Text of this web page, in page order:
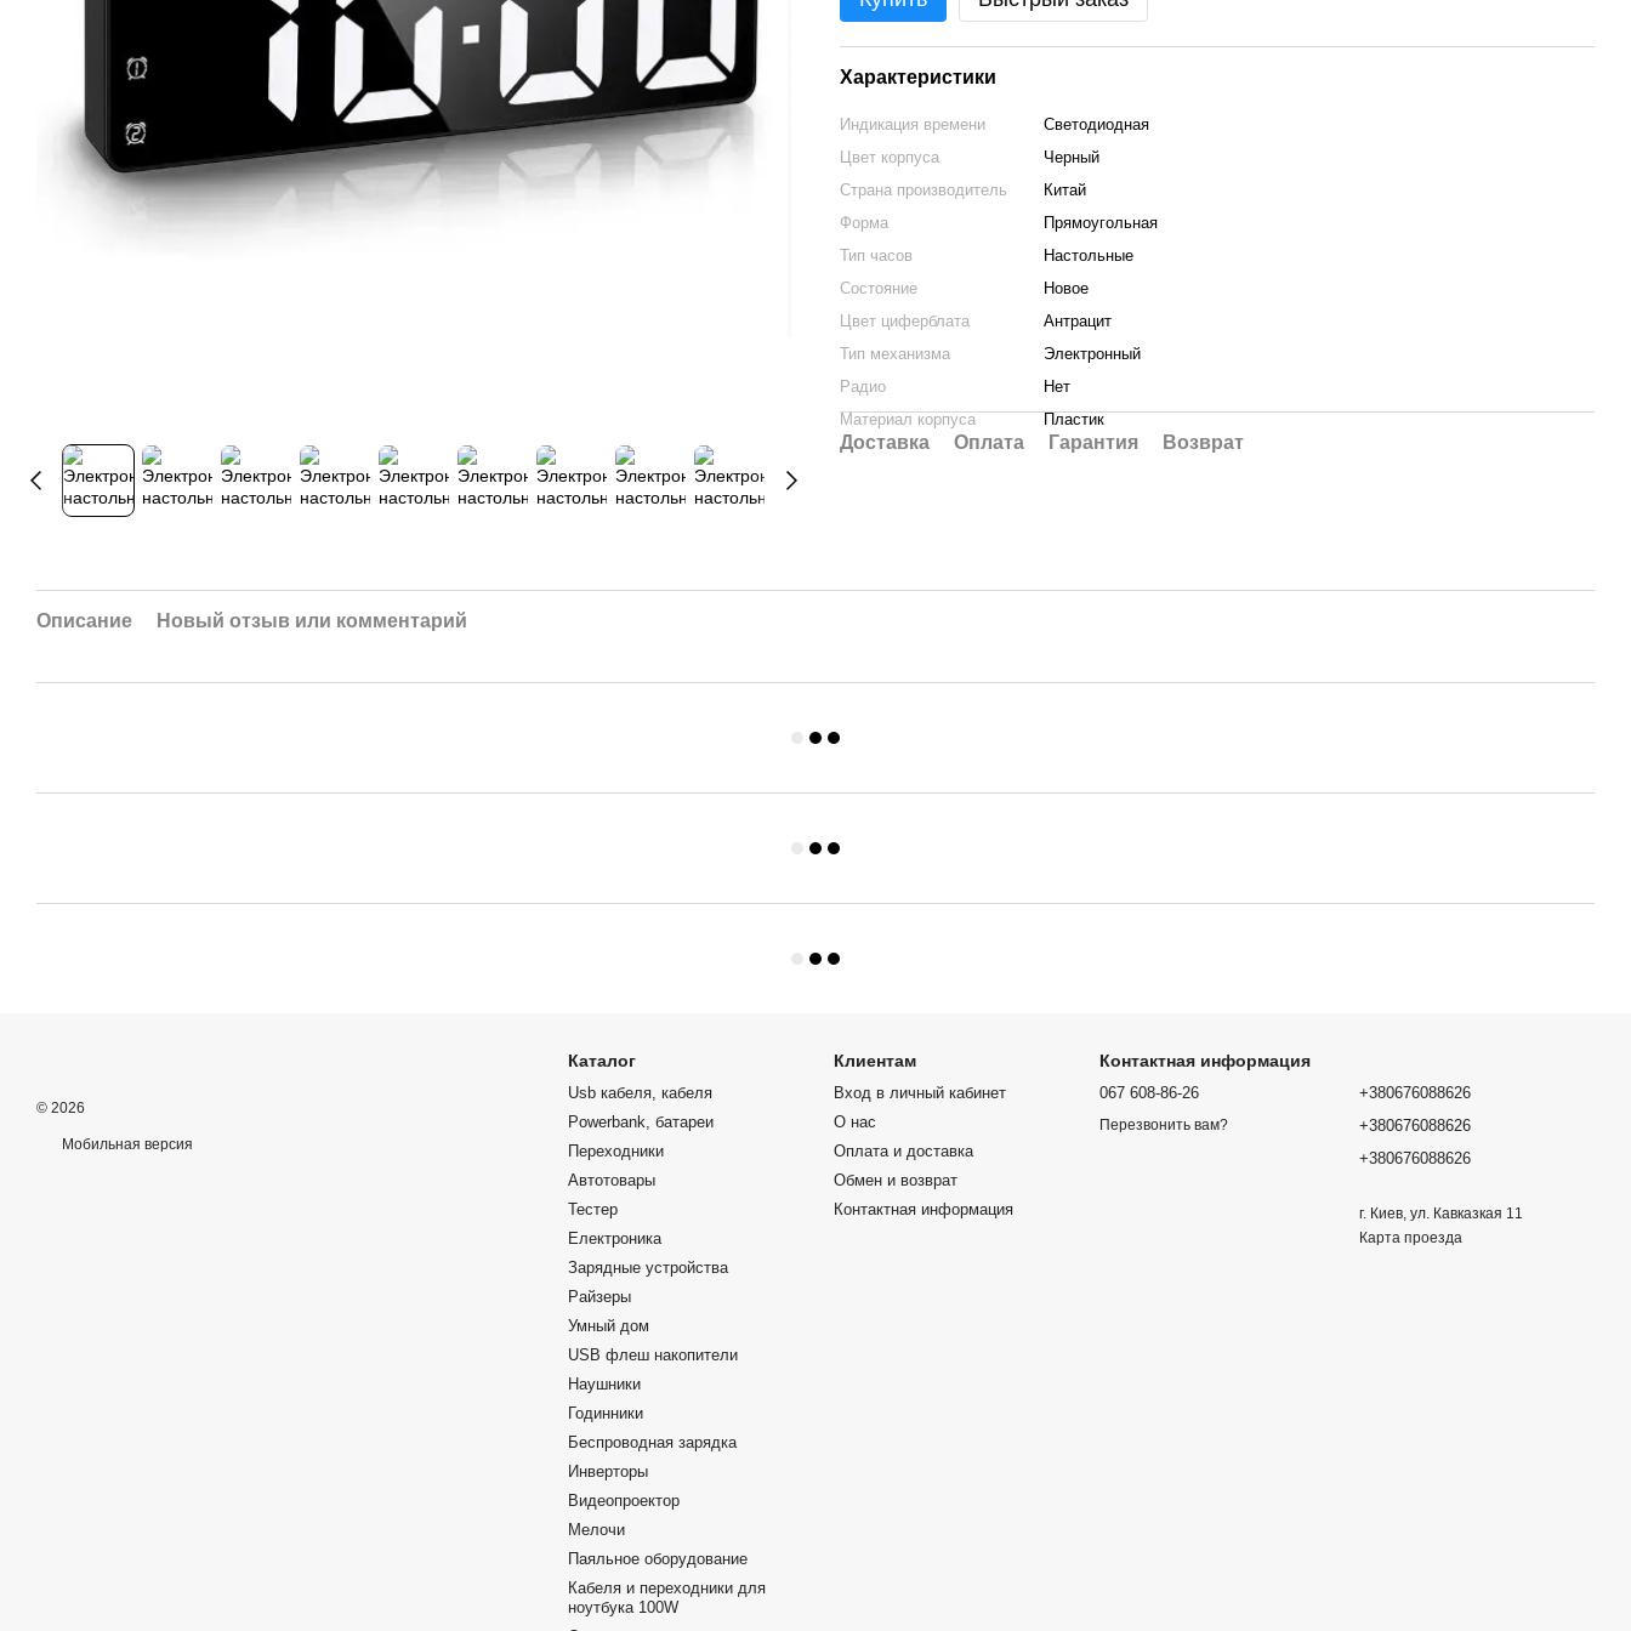
Характеристики
Индикация времени
Светодиодная
Цвет корпуса
Черный
Страна производитель
Китай
Форма
Прямоугольная
Тип часов
Настольные
Состояние
Новое
Цвет циферблата
Антрацит
Тип механизма
Электронный
Радио
Нет
Материал корпуса
Пластик
Доставка Оплата Гарантия Возврат
Описание Новый отзыв или комментарий
© 2026
Мобильная версия
Каталог
Usb кабеля, кабеля
Powerbank, батареи
Переходники
Автотовары
Тестер
Електроника
Зарядные устройства
Райзеры
Умный дом
USB флеш накопители
Наушники
Годинники
Беспроводная зарядка
Инверторы
Видеопроектор
Мелочи
Паяльное оборудование
Кабеля и переходники для
ноутбука 100W
Клиентам
Вход в личный кабинет
О нас
Оплата и доставка
Обмен и возврат
Контактная информация
Контактная информация
067 608-86-26
Перезвонить вам?
+380676088626
+380676088626
+380676088626
г. Киев, ул. Кавказкая 11
Карта проезда